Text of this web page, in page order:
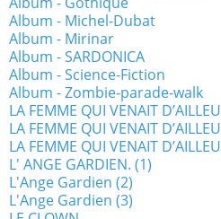
Album - Michel-Dubat
Album - Mirinar
Album - SARDONICA
Album - Science-Fiction
Album - Zombie-parade-walk
LA FEMME QUI VENAIT
LA FEMME QUI VENAIT
LA FEMME QUI VENAIT
L' ANGE GARDIEN. (1)
L'Ange Gardien (2)
L'Ange Gardien (3)